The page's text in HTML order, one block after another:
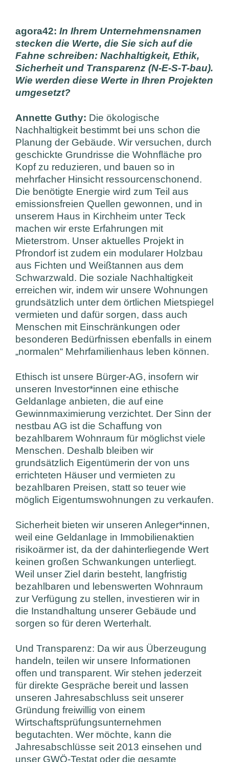
agora42: In Ihrem Unternehmensnamen
stecken die Werte, die Sie sich auf die
Fahne schreiben: Nachhaltigkeit, Ethik,
Sicherheit und Transparenz (N-E-S-T-bau).
Wie werden diese Werte in Ihren Projekten
umgesetzt?
Annette Guthy: Die ökologische
Nachhaltigkeit bestimmt bei uns schon die
Planung der Gebäude. Wir versuchen, durch
geschickte Grundrisse die Wohnfläche pro
Kopf zu reduzieren, und bauen so in
mehrfacher Hinsicht ressourcenschonend.
Die benötigte Energie wird zum Teil aus
emissionsfreien Quellen gewonnen, und in
unserem Haus in Kirchheim unter Teck
machen wir erste Erfahrungen mit
Mieterstrom. Unser aktuelles Projekt in
Pfrondorf ist zudem ein modularer Holzbau
aus Fichten und Weißtannen aus dem
Schwarzwald. Die soziale Nachhaltigkeit
erreichen wir, indem wir unsere Wohnungen
grundsätzlich unter dem örtlichen Mietspiegel
vermieten und dafür sorgen, dass auch
Menschen mit Einschränkungen oder
besonderen Bedürfnissen ebenfalls in einem
„normalen“ Mehrfamilienhaus leben können.
Ethisch ist unsere Bürger-AG, insofern wir
unseren Investor*innen eine ethische
Geldanlage anbieten, die auf eine
Gewinnmaximierung verzichtet. Der Sinn der
nestbau AG ist die Schaffung von
bezahlbarem Wohnraum für möglichst viele
Menschen. Deshalb bleiben wir
grundsätzlich Eigentümerin der von uns
errichteten Häuser und vermieten zu
bezahlbaren Preisen, statt so teuer wie
möglich Eigentumswohnungen zu verkaufen.
Sicherheit bieten wir unseren Anleger*innen,
weil eine Geldanlage in Immobilienaktien
risikoärmer ist, da der dahinterliegende Wert
keinen großen Schwankungen unterliegt.
Weil unser Ziel darin besteht, langfristig
bezahlbaren und lebenswerten Wohnraum
zur Verfügung zu stellen, investieren wir in
die Instandhaltung unserer Gebäude und
sorgen so für deren Werterhalt.
Und Transparenz: Da wir aus Überzeugung
handeln, teilen wir unsere Informationen
offen und transparent. Wir stehen jederzeit
für direkte Gespräche bereit und lassen
unseren Jahresabschluss seit unserer
Gründung freiwillig von einem
Wirtschaftsprüfungsunternehmen
begutachten. Wer möchte, kann die
Jahresabschlüsse seit 2013 einsehen und
unser GWÖ-Testat oder die gesamte